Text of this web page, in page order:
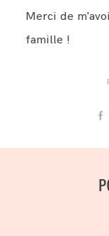
Merci de
famille !